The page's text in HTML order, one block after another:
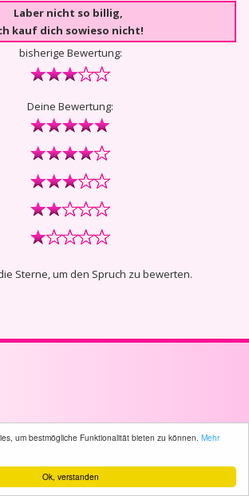
Ok, verstanden
um bestmögliche Funktionalität bieten zu können. Mehr
Laber nicht so billig,
kauf dich sowieso nicht!
bisherige Bewertung:
Deine Bewertung:
Sterne, um den Spruch zu bewerten.
welt.ch- All rights reserved -889 user(s)